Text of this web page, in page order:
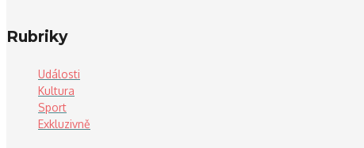
Rubriky
Události
Kultura
Sport
Exkluzivně